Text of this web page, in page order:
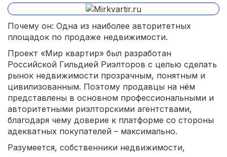
Почему он: Одна из наиболее авторитетных
площадок по продаже недвижимости.
Проект «Мир квартир» был разработан
Российской Гильдией Риэлторов с целью сделать
рынок недвижимости прозрачным, понятным и
цивилизованным. Поэтому продавцы на нём
представлены в основном профессиональными и
авторитетными риэлторскими агентствами,
благодаря чему доверие к платформе со стороны
адекватных покупателей – максимально.
Разумеется, собственники недвижимости,